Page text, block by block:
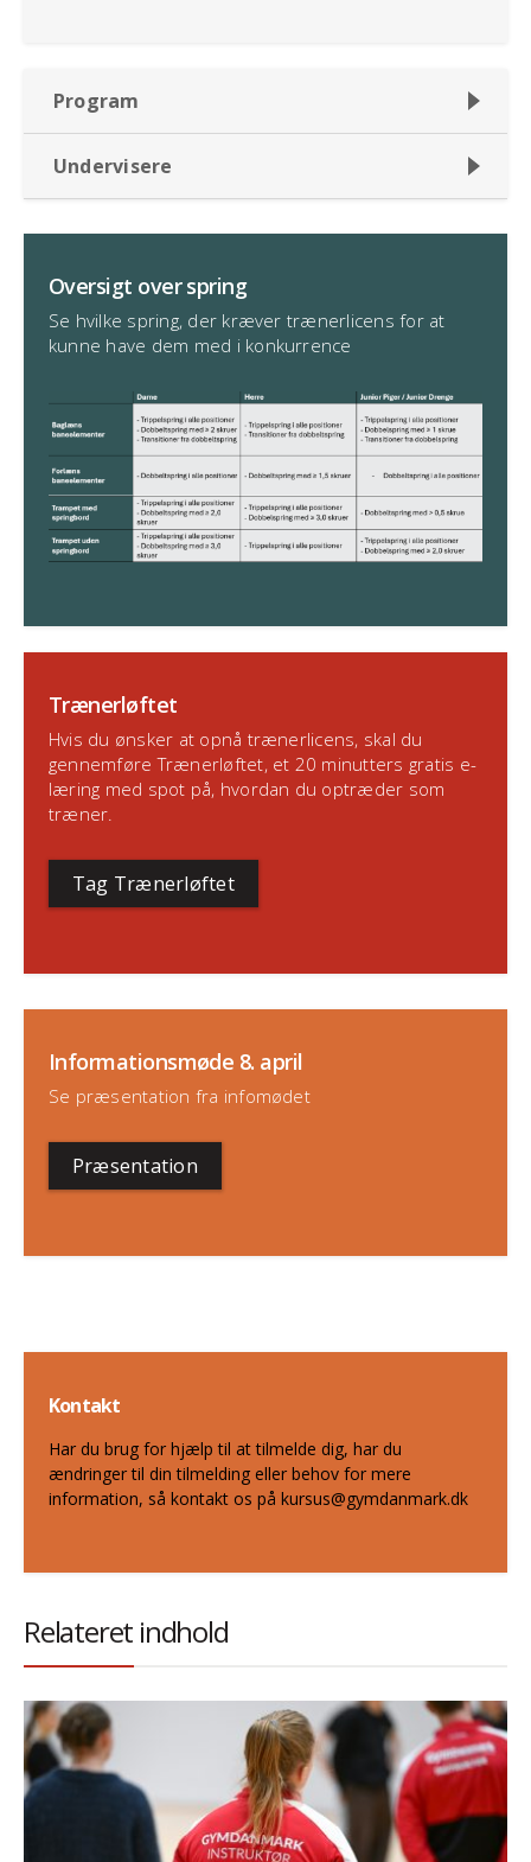
Program
Undervisere
Oversigt over spring
Se hvilke spring, der kræver trænerlicens for at
kunne have dem med i konkurrence
Trænerløftet
Hvis du ønsker at opnå trænerlicens, skal du
gennemføre Trænerløftet, et 20 minutters gratis e-
læring med spot på, hvordan du optræder som
træner.
Tag Trænerløftet
Informationsmøde 8. april
Se præsentation fra infomødet
Præsentation
Kontakt
Har du brug for hjælp til at tilmelde dig, har du
ændringer til din tilmelding eller behov for mere
information, så kontakt os på kursus@gymdanmark.dk
Relateret indhold